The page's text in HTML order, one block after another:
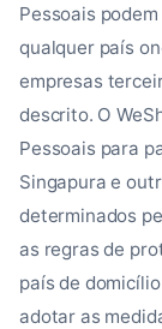
Pessoais
qualquer país
empresas
descrito. O
Pessoais para
Singapura e
determinados
as regras de
país de
adotar as